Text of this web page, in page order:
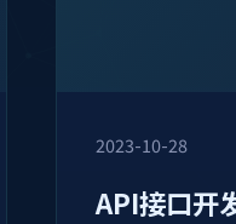
2023-10-28
API接口开